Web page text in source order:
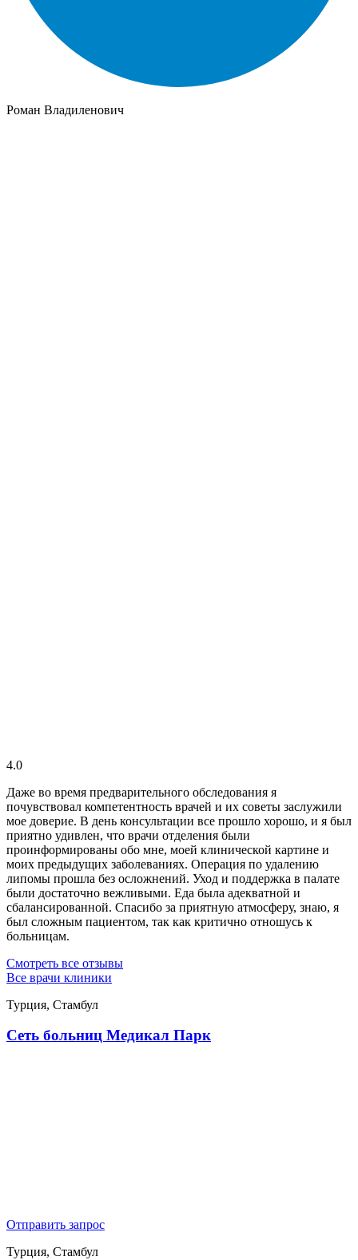
Роман Владиленович
4.0
Даже во время предварительного обследования я
почувствовал компетентность врачей и их советы заслужили
мое доверие. В день консультации все прошло хорошо, и я был
приятно удивлен, что врачи отделения были
проинформированы обо мне, моей клинической картине и
моих предыдущих заболеваниях. Операция по удалению
липомы прошла без осложнений. Уход и поддержка в палате
были достаточно вежливыми. Еда была адекватной и
сбалансированной. Спасибо за приятную атмосферу, знаю, я
был сложным пациентом, так как критично отношусь к
больницам.
Смотреть все отзывы
Все врачи клиники
Турция, Стамбул
Сеть больниц Медикал Парк
Отправить запрос
Турция, Стамбул